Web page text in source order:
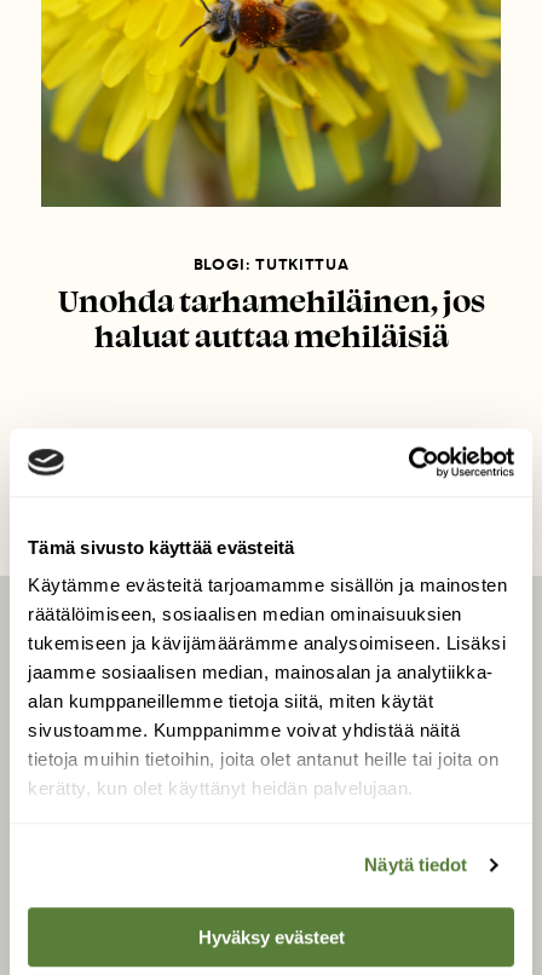
Tämä sivusto käyttää evästeitä
Käytämme evästeitä tarjoamamme sisällön ja mainosten
räätälöimiseen, sosiaalisen median ominaisuuksien
tukemiseen ja kävijämäärämme analysoimiseen. Lisäksi
jaamme sosiaalisen median, mainosalan ja analytiikka-
alan kumppaneillemme tietoja siitä, miten käytät
sivustoamme. Kumppanimme voivat yhdistää näitä
tietoja muihin tietoihin, joita olet antanut heille tai joita on
kerätty, kun olet käyttänyt heidän palvelujaan.
Näytä tiedot
Hyväksy evästeet
BLOGI: TUTKITTUA
Unohda tarhamehiläinen, jos
haluat auttaa mehiläisiä
LEHTI
Uusin lehti
Tilaa Suomen Luonto
Tilaa digilukuoikeus
Äänestä parasta juttua
SUOMEN LUONNON­